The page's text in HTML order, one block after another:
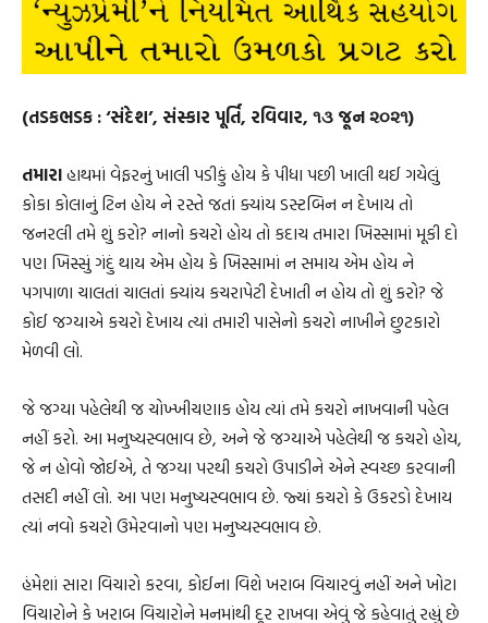
(તડકભડક : ‘સંદેશ’, સંસ્કાર પૂર્તિ, રવિવાર, ૧૩ જૂન ૨૦૨૧)
તમારાહાથમાં વેફરનું ખાલી પડીકું હોય કે પીધા પછી ખાલી થઈ ગયેલું
કોકા કોલાનું ટિન હોય ને રસ્તે જતાં ક્યાંય ડસ્ટબિન ન દેખાય તો
જનરલી તમે શું કરો? નાનો કચરો હોય તો કદાચ તમારા ખિસ્સામાં મૂકી દો
પણ ખિસ્સું ગંદું થાય એમ હોય કે ખિસ્સામાં ન સમાય એમ હોય ને
પગપાળા ચાલતાં ચાલતાં ક્યાંય કચરાપેટી દેખાતી ન હોય તો શું કરો? જે
કોઈ જગ્યાએ કચરો દેખાય ત્યાં તમારી પાસેનો કચરો નાખીને છુટકારો
મેળવી લો.
જે જગ્યા પહેલેથી જ ચોખ્ખીચણાક હોય ત્યાં તમે કચરો નાખવાની પહેલ
નહીં કરો. આ મનુષ્યસ્વભાવ છે, અને જે જગ્યાએ પહેલેથી જ કચરો હોય,
જે ન હોવો જોઈએ, તે જગ્યા પરથી કચરો ઉપાડીને એને સ્વચ્છ કરવાની
તસદી નહીં લો. આ પણ મનુષ્યસ્વભાવ છે. જ્યાં કચરો કે ઉકરડો દેખાય
ત્યાં નવો કચરો ઉમેરવાનો પણ મનુષ્યસ્વભાવ છે.
હંમેશાં સારા વિચારો કરવા, કોઈના વિશે ખરાબ વિચારવું નહીં અને ખોટા
વિચારોને કે ખરાબ વિચારોને મનમાંથી દૂર રાખવા એવું જે કહેવાતું રહ્યું છે